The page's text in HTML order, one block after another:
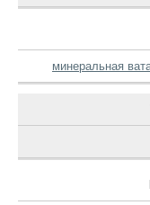
минеральная